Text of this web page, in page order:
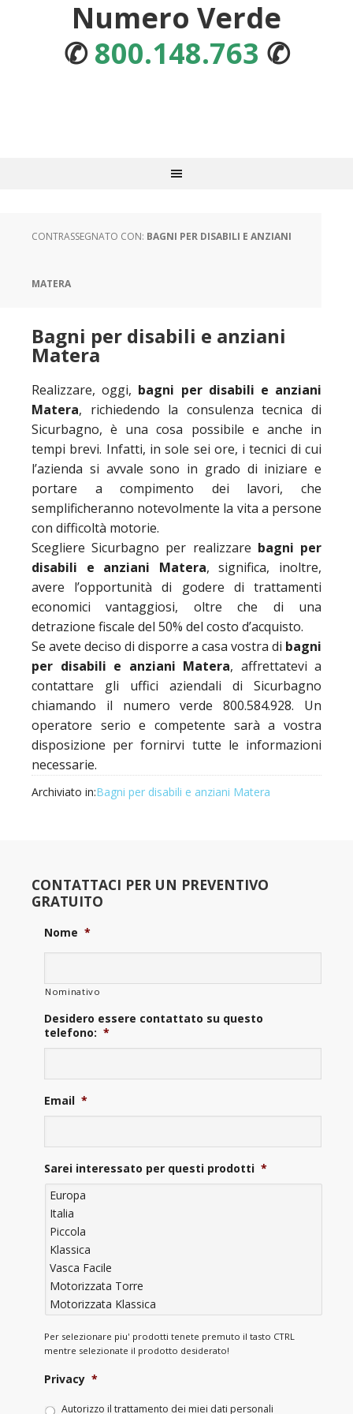
Numero Verde
✆800.148.763 ✆
CONTRASSEGNATO CON: BAGNI PER DISABILI E ANZIANI
MATERA
Bagni per disabili e anziani
Matera
Realizzare, oggi, bagni per disabili e anziani
Matera, richiedendo la consulenza tecnica di
Sicurbagno, è una cosa possibile e anche in
tempi brevi. Infatti, in sole sei ore, i tecnici di cui
l’azienda si avvale sono in grado di iniziare e
portare a compimento dei lavori, che
semplificheranno notevolmente la vita a persone
con difficoltà motorie.
Scegliere Sicurbagno per realizzare bagni per
disabili e anziani Matera, significa, inoltre,
avere l’opportunità di godere di trattamenti
economici vantaggiosi, oltre che di una
detrazione fiscale del 50% del costo d’acquisto.
Se avete deciso di disporre a casa vostra di bagni
per disabili e anziani Matera, affrettatevi a
contattare gli uffici aziendali di Sicurbagno
chiamando il numero verde 800.584.928. Un
operatore serio e competente sarà a vostra
disposizione per fornirvi tutte le informazioni
necessarie.
Archiviato in:Bagni per disabili e anziani Matera
CONTATTACI PER UN PREVENTIVO
GRATUITO
Nome *
Nominativo
Desidero essere contattato su questo
telefono: *
Email *
Sarei interessato per questi prodotti *
Per selezionare piu' prodotti tenete premuto il tasto CTRL
mentre selezionate il prodotto desiderato!
Privacy *
Autorizzo il trattamento dei miei dati personali